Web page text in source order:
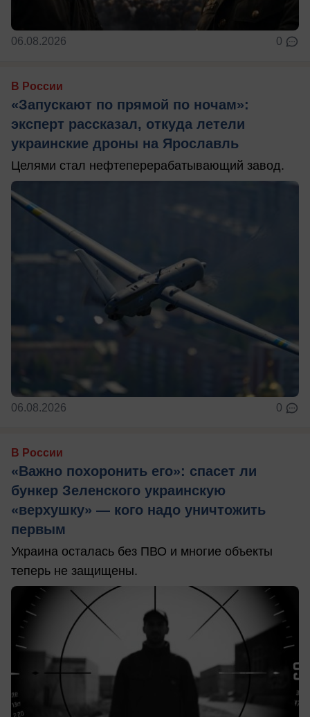
06.08.2026 0
В России
«Запускают по прямой по ночам»:
эксперт рассказал, откуда летели
украинские дроны на Ярославль
Целями стал нефтеперерабатывающий завод.
06.08.2026 0
В России
«Важно похоронить его»: спасет ли
бункер Зеленского украинскую
«верхушку» — кого надо уничтожить
первым
Украина осталась без ПВО и многие объекты
теперь не защищены.